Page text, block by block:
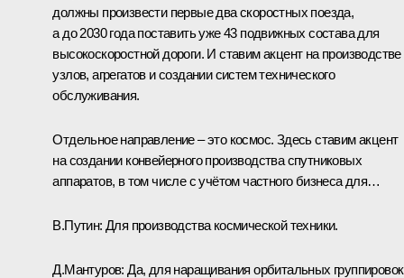
должны произвести первые два скоростных поезда,
а до 2030 года поставить уже 43 подвижных состава для
высокоскоростной дороги. И ставим акцент на производстве
узлов, агрегатов и создании систем технического
обслуживания.
Отдельное направление – это космос. Здесь ставим акцент
на создании конвейерного производства спутниковых
аппаратов, в том числе с учётом частного бизнеса для…
В.Путин: Для производства космической техники.
Д.Мантуров: Да, для наращивания орбитальных группировок